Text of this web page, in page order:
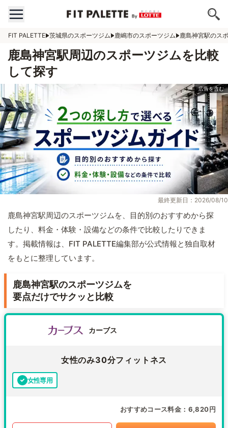
FIT PALETTE 茨城県のスポーツジム 鹿嶋市のスポーツジム 鹿島神宮駅のス
鹿島神宮駅周辺のスポーツジムを比較
して探す
最終更新日：2026/08/10
鹿島神宮駅周辺のスポーツジムを、目的別のおすすめから探
したり、料金・体験・設備などの条件で比較したりできま
す。掲載情報は、FIT PALETTE編集部が公式情報と独自取材
をもとに整理しています。
鹿島神宮駅のスポーツジムを
要点だけでサクッと比較
カーブス
女性のみ30分フィットネス
女性専用
おすすめコース料金 6,820円